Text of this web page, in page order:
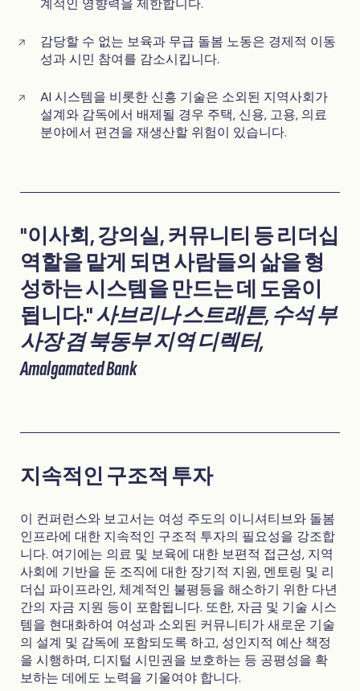
계적인 영향력을 제한합니다.
감당할 수 없는 보육과 무급 돌봄 노동은 경제적 이동
성과 시민 참여를 감소시킵니다.
AI 시스템을 비롯한 신흥 기술은 소외된 지역사회가
설계와 감독에서 배제될 경우 주택, 신용, 고용, 의료
분야에서 편견을 재생산할 위험이 있습니다.
"이사회, 강의실, 커뮤니티 등 리더십
역할을 맡게 되면 사람들의 삶을 형
성하는 시스템을 만드는 데 도움이
됩니다."사브리나 스트래튼, 수석 부
사장 겸 북동부 지역 디렉터,
Amalgamated Bank
지속적인 구조적 투자
이 컨퍼런스와 보고서는 여성 주도의 이니셔티브와 돌봄
인프라에 대한 지속적인 구조적 투자의 필요성을 강조합
니다. 여기에는 의료 및 보육에 대한 보편적 접근성, 지역
사회에 기반을 둔 조직에 대한 장기적 지원, 멘토링 및 리
더십 파이프라인, 체계적인 불평등을 해소하기 위한 다년
간의 자금 지원 등이 포함됩니다. 또한, 자금 및 기술 시스
템을 현대화하여 여성과 소외된 커뮤니티가 새로운 기술
의 설계 및 감독에 포함되도록 하고, 성인지적 예산 책정
을 시행하며, 디지털 시민권을 보호하는 등 공평성을 확
보하는 데에도 노력을 기울여야 합니다.